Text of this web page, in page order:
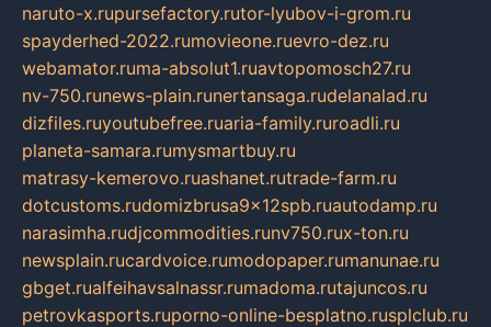
naruto-x.rupursefactory.rutor-lyubov-i-grom.ru
spayderhed-2022.rumovieone.ruevro-dez.ru
webamator.ruma-absolut1.ruavtopomosch27.ru
nv-750.runews-plain.runertansaga.rudelanalad.ru
dizfiles.ruyoutubefree.ruaria-family.ruroadli.ru
planeta-samara.rumysmartbuy.ru
matrasy-kemerovo.ruashanet.rutrade-farm.ru
dotcustoms.rudomizbrusa9x12spb.ruautodamp.ru
narasimha.rudjcommodities.runv750.rux-ton.ru
newsplain.rucardvoice.rumodopaper.rumanunae.ru
gbget.rualfeihavsalnassr.rumadoma.rutajuncos.ru
petrovkasports.ruporno-online-besplatno.rusplclub.ru